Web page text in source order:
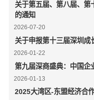
放。李东生、马蔚华
中、林锋、何小鹏、
以“遇见未来的中国企
发展战略全局，围绕
社会责任等关键议题深
关于第五届、第八届、第
的通知
2026-07-20
关于申报第十三届深圳成
2026-01-22
第九届深商盛典：中国企
2026-01-13
2025大湾区-东盟经济合